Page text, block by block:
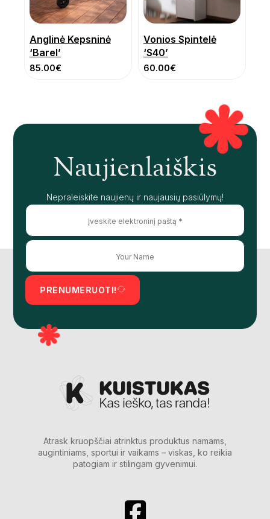
Anglinė Kepsninė
‘Barel’
85.00€
Vonios Spintelė
‘S40’
60.00€
Naujienlaiškis
Nepraleiskite naujienų ir naujausių pasiūlymų!
PRENUMERUOTI!
Atrask kruopščiai atrinktus produktus namams,
augintiniams, sportui ir vaikams – viskas, ko reikia
patogiam ir stilingam gyvenimui.